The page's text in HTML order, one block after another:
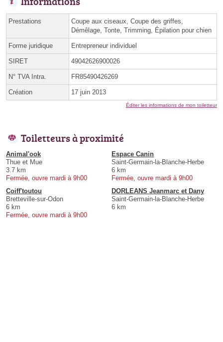
Prestations
Coupe aux ciseaux, Coupe des griffes,
Démêlage, Tonte, Trimming, Épilation pour chien
Forme juridique Entrepreneur individuel
SIRET 49042626900026
N° TVA Intra. FR85490426269
Création 17 juin 2013
Éditer les informations de mon toiletteur
Toiletteurs à proximité
Animal'ook
Thue et Mue
3.7 km
Fermée, ouvre mardi à 9h00
Espace Canin
Saint-Germain-la-Blanche-Herbe
6 km
Fermée, ouvre mardi à 9h00
Coiff'toutou
Bretteville-sur-Odon
6 km
Fermée, ouvre mardi à 9h00
DORLEANS Jeanmarc et Dany
Saint-Germain-la-Blanche-Herbe
6 km